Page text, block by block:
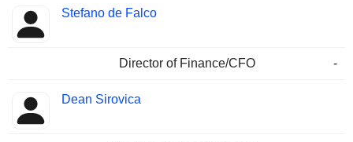
Stefano de Falco
Director of Finance/CFO -
Dean Sirovica